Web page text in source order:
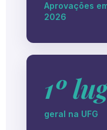
Aprovações
2026
1º
geral na UFG